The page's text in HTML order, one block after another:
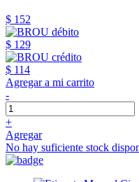
$ 152
$ 129
$ 114
Agregar a mi carrito
-
+
Agregar
No hay suficiente stock